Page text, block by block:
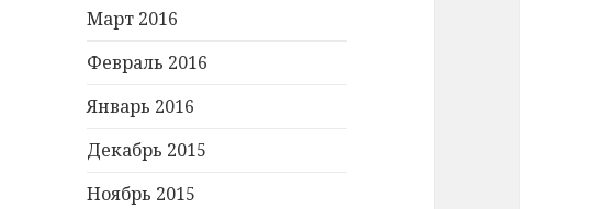
Март 2016
Февраль 2016
Январь 2016
Декабрь 2015
Ноябрь 2015